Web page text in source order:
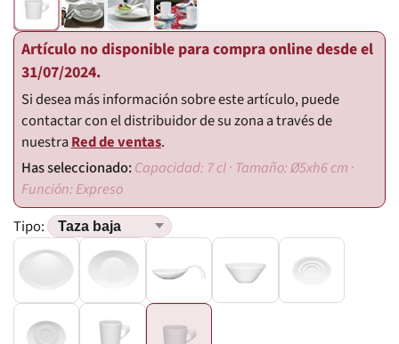
Artículo no disponible para compra online desde el
31/07/2024.
Si desea más información sobre este artículo, puede
contactar con el distribuidor de su zona a través de
nuestraRed de ventas.
Capacidad: 7 cl · Tamaño: Ø5xh6 cm ·
Función: Expreso
Tipo: